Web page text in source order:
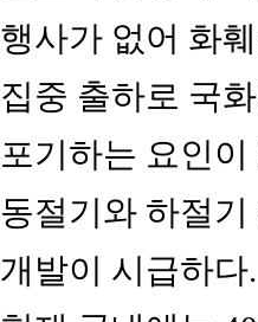
행사가 없어 화
집중 출하로 국
포기하는 요인
동절기와 하절
개발이 시급하다.